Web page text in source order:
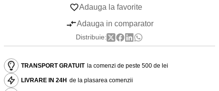
Adauga la favorite
Adauga in comparator
Distribuie:
TRANSPORT GRATUIT la comenzi de peste 500 de lei
LIVRARE IN 24H de la plasarea comenzii